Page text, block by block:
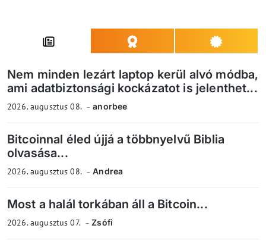
Nem minden lezárt laptop kerül alvó módba,
ami adatbiztonsági kockázatot is jelenthet...
2026. augusztus 08. anorbee
Bitcoinnal éled újjá a többnyelvű Biblia
olvasása...
2026. augusztus 08. Andrea
Most a halál torkában áll a Bitcoin...
2026. augusztus 07. Zsófi